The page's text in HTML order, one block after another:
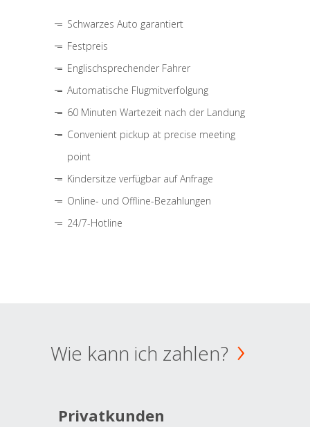
Schwarzes Auto garantiert
Festpreis
Englischsprechender Fahrer
Automatische Flugmitverfolgung
60 Minuten Wartezeit nach der Landung
Convenient pickup at precise meeting
point
Kindersitze verfügbar auf Anfrage
Online- und Offline-Bezahlungen
24/7-Hotline
Wie kann ich zahlen?
Privatkunden